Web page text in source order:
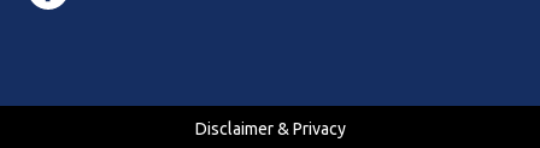
Disclaimer & Privacy